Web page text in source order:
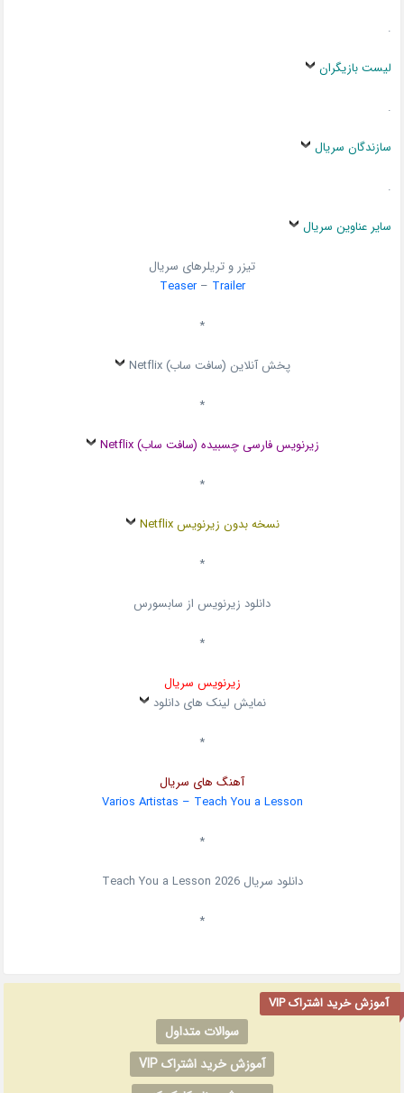
.
لیست بازیگران
.
سازندگان سریال
.
سایر عناوین سریال
تیزر و تریلرهای سریال
Teaser– Trailer
*
پخش آنلاین (سافت ساب) Netflix
*
زیرنویس فارسی چسبیده (سافت ساب) Netflix
*
نسخه بدون زیرنویس Netflix
*
دانلود زیرنویس از سابسورس
*
زیرنویس سریال
نمایش لینک های دانلود
*
آهنگ های سریال
Varios Artistas – Teach You a Lesson
*
دانلود سریالTeach You a Lesson 2026
*
آموزش خرید اشتراک VIP
سوالات متداول
آموزش خرید اشتراک VIP